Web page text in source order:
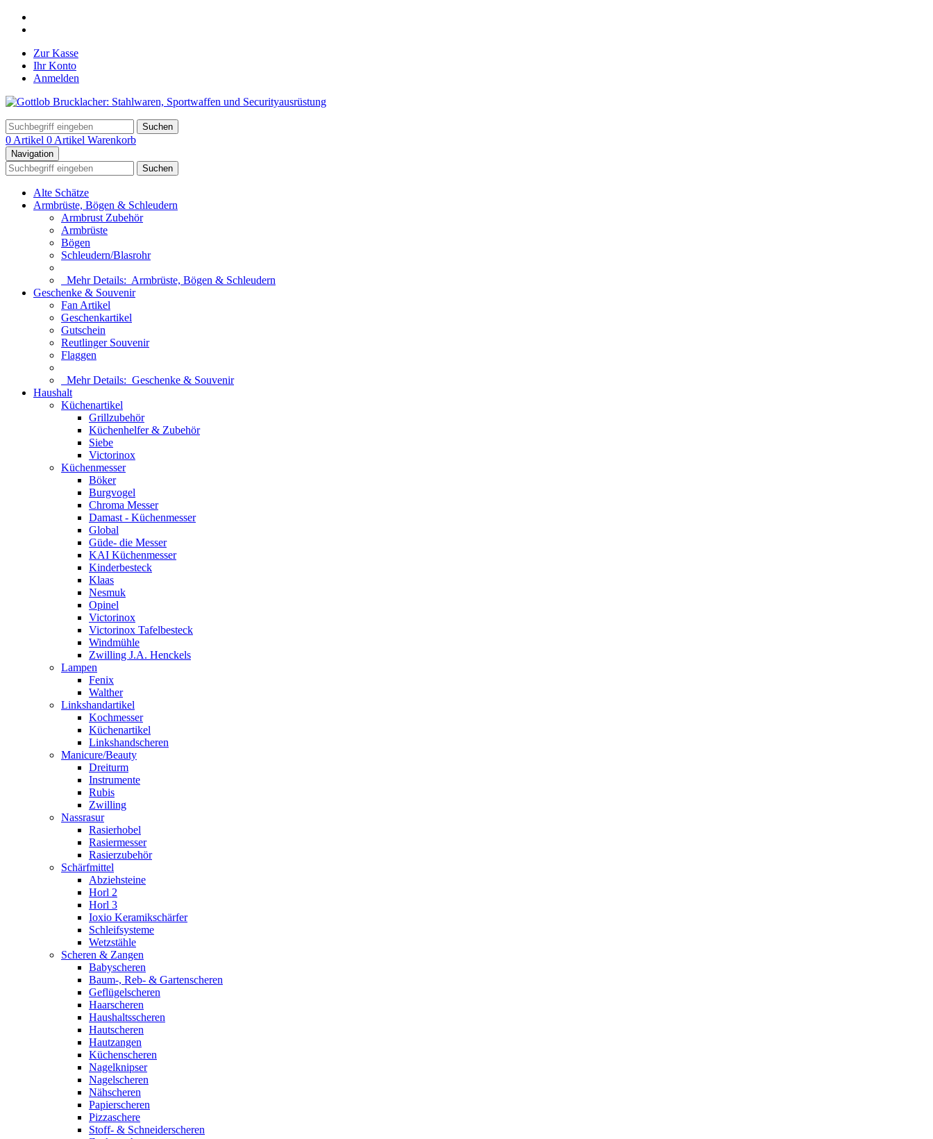
Zur Kasse
Ihr Konto
Anmelden
Suchen
0 Artikel 0 Artikel Warenkorb
Navigation
Suchen
Alte Schätze
Armbrüste, Bögen & Schleudern
Armbrust Zubehör
Armbrüste
Bögen
Schleudern/Blasrohr
Mehr Details: Armbrüste, Bögen & Schleudern
Geschenke & Souvenir
Fan Artikel
Geschenkartikel
Gutschein
Reutlinger Souvenir
Flaggen
Mehr Details: Geschenke & Souvenir
Haushalt
Küchenartikel
Grillzubehör
Küchenhelfer & Zubehör
Siebe
Victorinox
Küchenmesser
Böker
Burgvogel
Chroma Messer
Damast - Küchenmesser
Global
Güde- die Messer
KAI Küchenmesser
Kinderbesteck
Klaas
Nesmuk
Opinel
Victorinox
Victorinox Tafelbesteck
Windmühle
Zwilling J.A. Henckels
Lampen
Fenix
Walther
Linkshandartikel
Kochmesser
Küchenartikel
Linkshandscheren
Manicure/Beauty
Dreiturm
Instrumente
Rubis
Zwilling
Nassrasur
Rasierhobel
Rasiermesser
Rasierzubehör
Schärfmittel
Abziehsteine
Horl 2
Horl 3
Ioxio Keramikschärfer
Schleifsysteme
Wetzstähle
Scheren & Zangen
Babyscheren
Baum-, Reb- & Gartenscheren
Geflügelscheren
Haarscheren
Haushaltsscheren
Hautscheren
Hautzangen
Küchenscheren
Nagelknipser
Nagelscheren
Nähscheren
Papierscheren
Pizzaschere
Stoff- & Schneiderscheren